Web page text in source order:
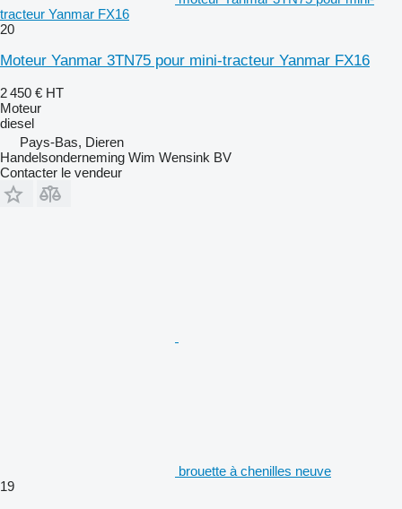
tracteur Yanmar FX16
20
Moteur Yanmar 3TN75 pour mini-tracteur Yanmar FX16
2 450 € HT
Moteur
diesel
Pays-Bas, Dieren
Handelsonderneming Wim Wensink BV
Contacter le vendeur
brouette à chenilles neuve
19